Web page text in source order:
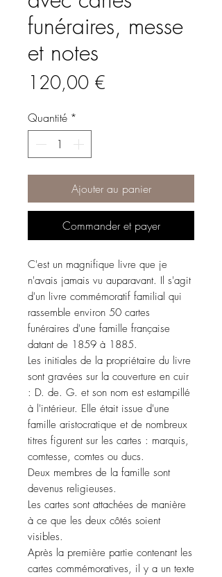
funéraires, messe
et notes
120,00 €
Quantité *
Ajouter au panier
Commander et payer
C'est un magnifique livre que je
n'avais jamais vu auparavant. Il s'agit
d'un livre commémoratif familial qui
rassemble environ 50 cartes
funéraires d'une famille française
datant de 1859 à 1885.
Les initiales de la propriétaire du livre
sont gravées sur la couverture en cuir
: D. de. G. et son nom est estampillé
à l'intérieur. Elle était issue d'une
famille aristocratique et de nombreux
titres figurent sur les cartes : marquis,
comtesse, comtes ou ducs.
Deux membres de la famille sont
devenus religieuses.
Les cartes sont attachées de manière
à ce que les deux côtés soient
visibles.
Après la première partie contenant les
cartes commémoratives, il y a un texte